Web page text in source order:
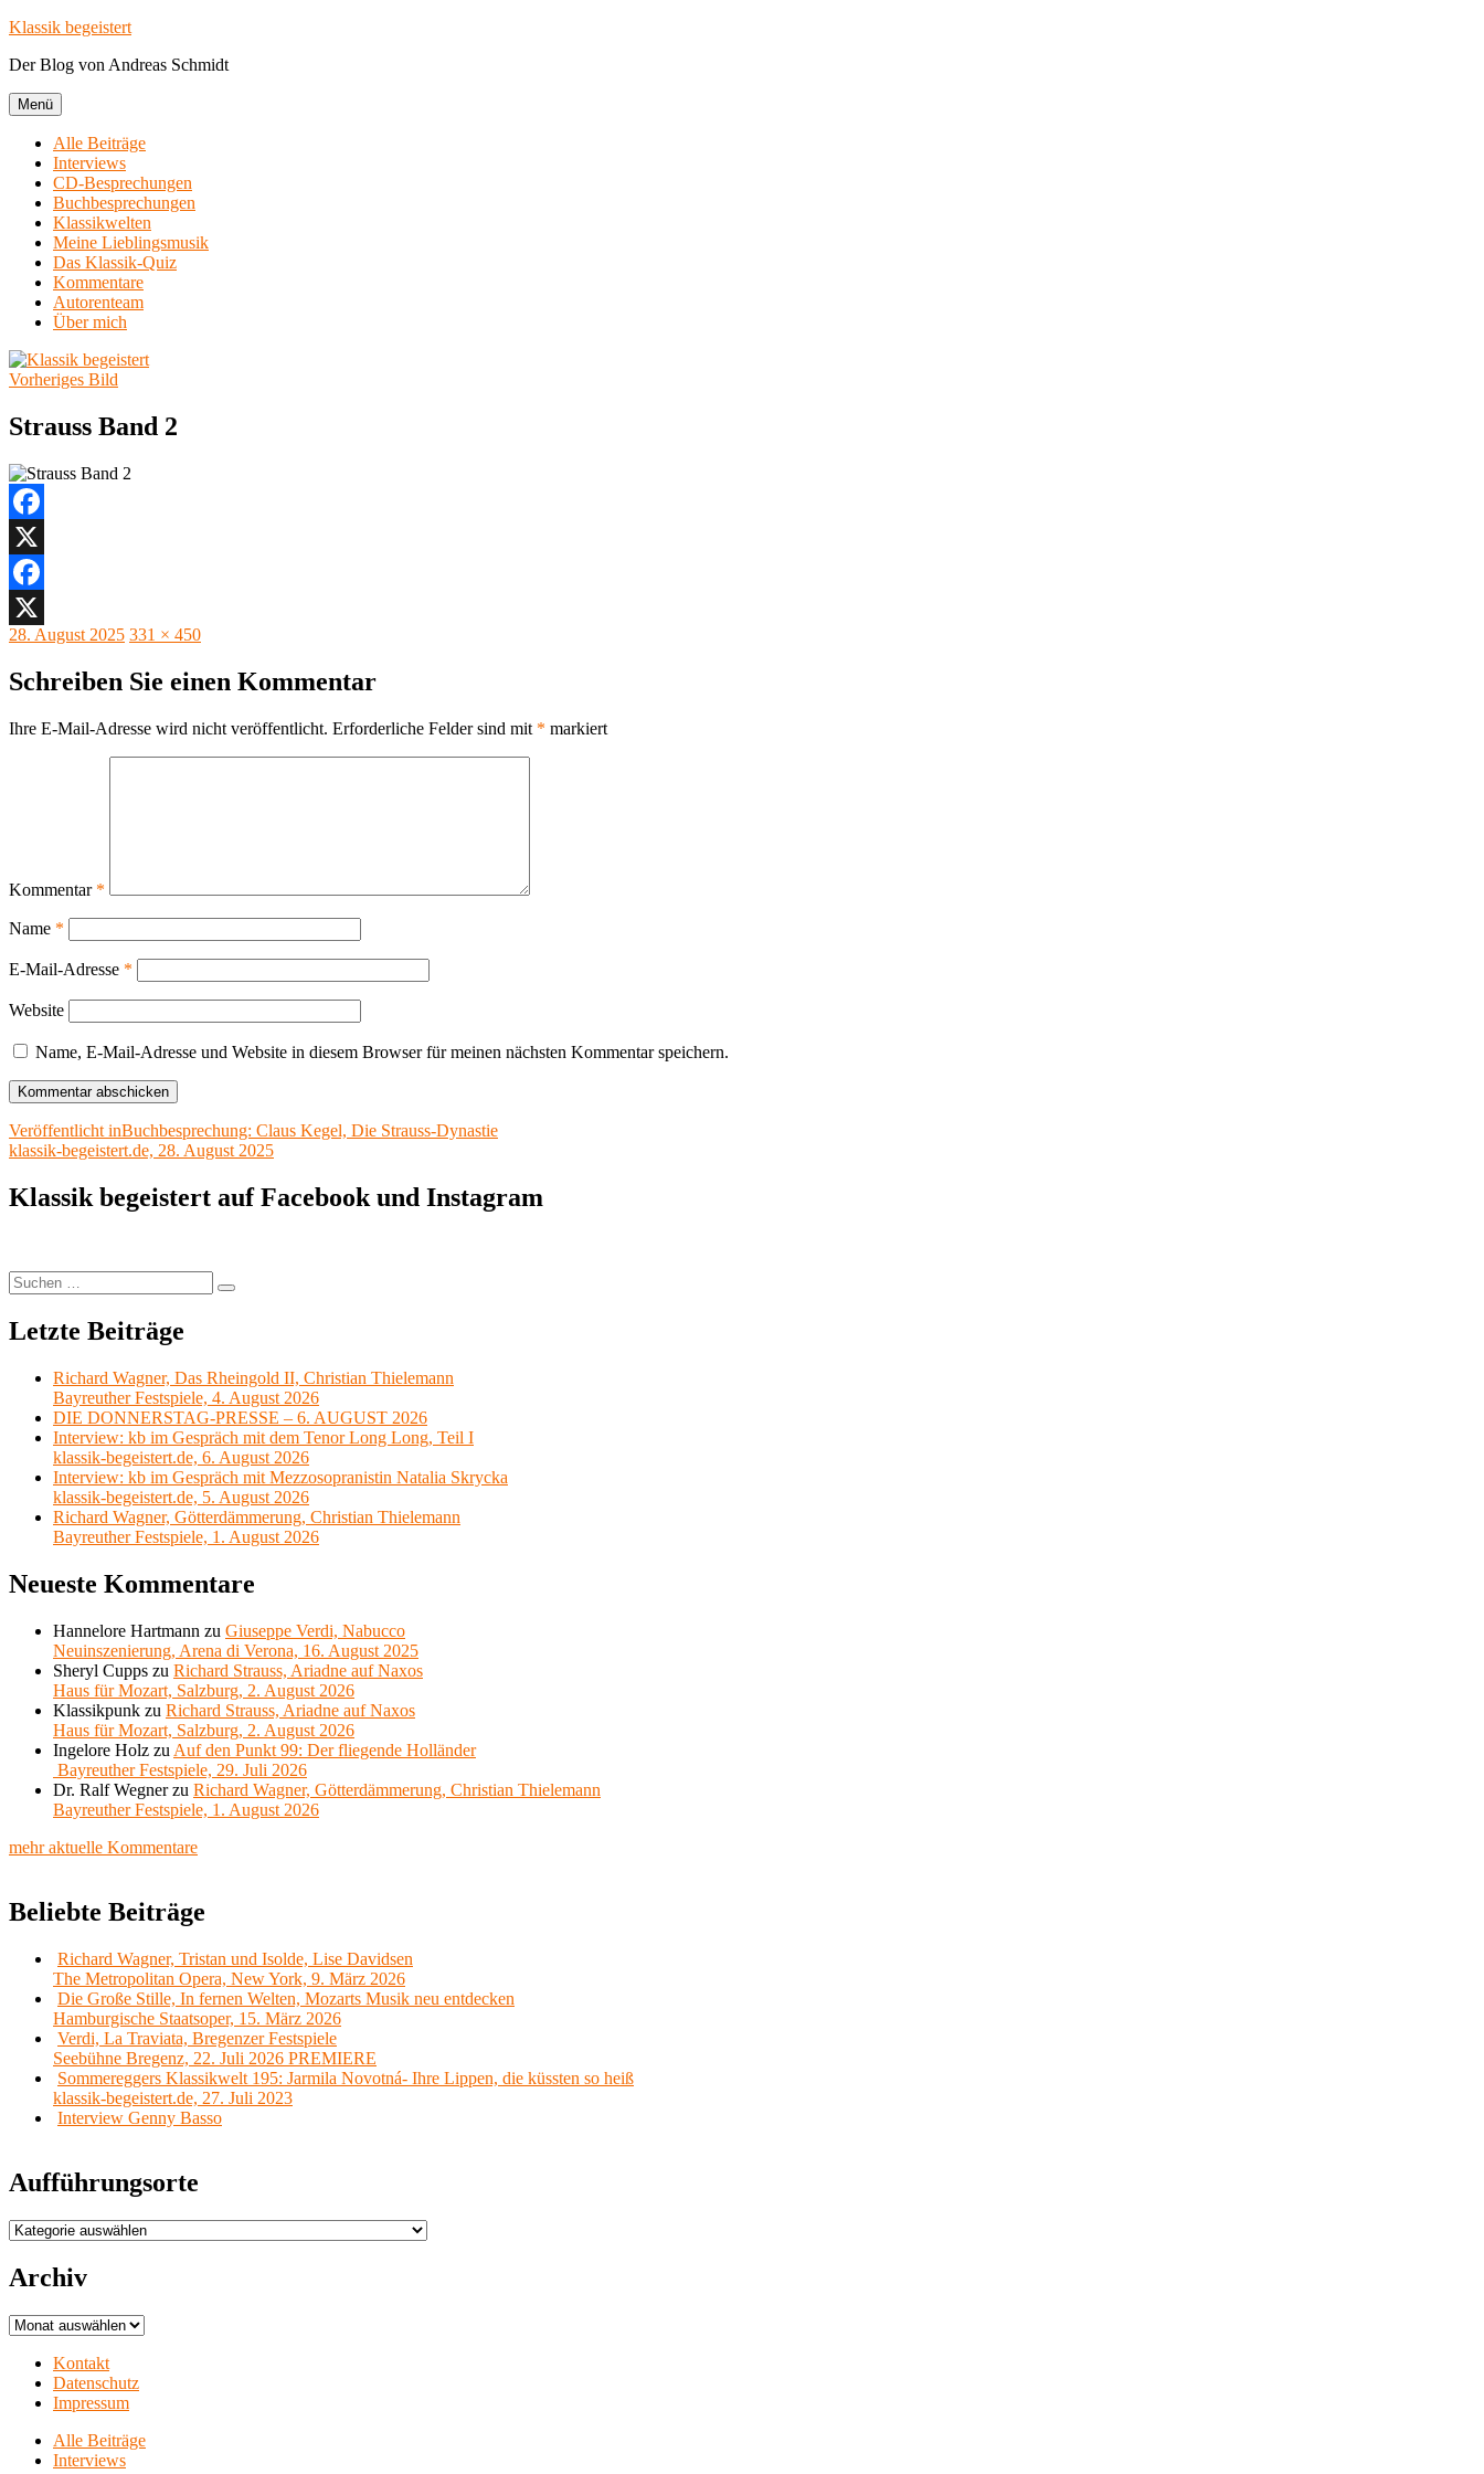
Zum
springen
Klassik begeistert
Der Blog von Andreas Schmidt
Menü
Alle Beiträge
Interviews
CD-Besprechungen
Buchbesprechungen
Klassikwelten
Meine Lieblingsmusik
Das Klassik-Quiz
Kommentare
Autorenteam
Über mich
Vorheriges Bild
Strauss Band 2
Facebook
X
Facebook
X
Veröffentlicht
28. August 2025 Originalgröße
331 × 450
Schreiben Sie einen Kommentar
Ihre E-Mail-Adresse wird nicht veröffentlicht. Erforderliche Felder sind mit * markiert
Kommentar *
Name *
E-Mail-Adresse *
Website
Name, E-Mail-Adresse und Website in diesem Browser für meinen nächsten Kommentar speichern.
Beitragsnavigation
Veröffentlicht inBuchbesprechung: Claus Kegel, Die Strauss-Dynastie
klassik-begeistert.de, 28. August 2025
Klassik begeistert auf Facebook und Instagram
Suchen
nach:
Suchen
Letzte Beiträge
Richard Wagner, Das Rheingold II, Christian Thielemann
Bayreuther Festspiele, 4. August 2026
DIE DONNERSTAG-PRESSE – 6. AUGUST 2026
Interview: kb im Gespräch mit dem Tenor Long Long, Teil I
klassik-begeistert.de, 6. August 2026
Interview: kb im Gespräch mit Mezzosopranistin Natalia Skrycka
klassik-begeistert.de, 5. August 2026
Richard Wagner, Götterdämmerung, Christian Thielemann
Bayreuther Festspiele, 1. August 2026
Neueste Kommentare
Hannelore Hartmann zu Giuseppe Verdi, Nabucco
Neuinszenierung, Arena di Verona, 16. August 2025
Sheryl Cupps zu Richard Strauss, Ariadne auf Naxos
Haus für Mozart, Salzburg, 2. August 2026
Klassikpunk zu Richard Strauss, Ariadne auf Naxos
Haus für Mozart, Salzburg, 2. August 2026
Ingelore Holz zu Auf den Punkt 99: Der fliegende Holländer
Bayreuther Festspiele, 29. Juli 2026
Dr. Ralf Wegnerzu Richard Wagner, Götterdämmerung, Christian Thielemann
Bayreuther Festspiele, 1. August 2026
mehr aktuelle Kommentare
Beliebte Beiträge
Richard Wagner, Tristan und Isolde, Lise Davidsen
The Metropolitan Opera, New York, 9. März 2026
Die Große Stille, In fernen Welten, Mozarts Musik neu entdecken
Hamburgische Staatsoper, 15. März 2026
Verdi, La Traviata, Bregenzer Festspiele
Seebühne Bregenz, 22. Juli 2026 PREMIERE
Sommereggers Klassikwelt 195: Jarmila Novotná- Ihre Lippen, die küssten so heiß
klassik-begeistert.de, 27. Juli 2023
Interview Genny Basso
Aufführungsorte
Aufführungsorte
Archiv
Archiv
Kontakt
Datenschutz
Impressum
Alle Beiträge
Interviews